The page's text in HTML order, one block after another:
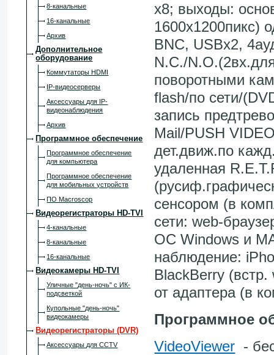
8-канальные
16-канальные
Архив
Дополнительное
оборудование
Коммутаторы HDMI
IP-видеосерверы
Аксессуары для IP-
видеонаблюдения
Архив
Программное обеспечение
Программное обеспечение
для компьютера
Программное обеспечение
для мобильных устройств
ПО Macroscop
Видеорегистраторы HD-TVI
4-канальные
8-канальные
16-канальные
Видеокамеры HD-TVI
Уличные "день-ночь" с ИК-
подсветкой
Купольные "день-ночь"
видеокамеры
Видеорегистраторы (DVR)
Аксессуары для CCTV
x8; выходы:
1600х1200пикс)
BNC, USBх2,
N.C./
поворотными
flash/по сети/
запись
Mail/PUSH
дет.движ.по
удаленная
сенсором (в
сети: web-
OC Windows и
наблюдение:
BlackBerry
от адаптера (в
Программное
VideoViewer -